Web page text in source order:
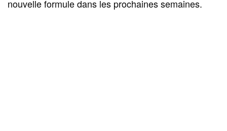
nouvelle formule dans les prochaines semaines.